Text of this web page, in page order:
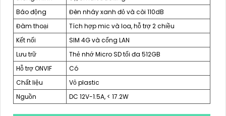
Báo động
Đèn nháy xanh đỏ và còi 110dB
Đàm thoại
Tích hợp mic và loa, hỗ trợ 2 chiều
Kết nối
SIM 4G và cổng LAN
Lưu trữ
Thẻ nhớ Micro SD tối đa 512GB
Hỗ trợ ONVIF
Có
Chất liệu
Vỏ plastic
Nguồn
DC 12V-1.5A, < 17.2W